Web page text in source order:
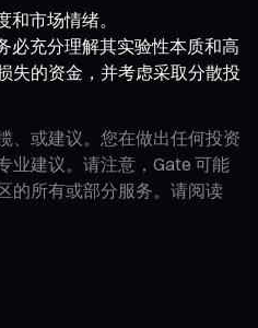
市场情绪。
必充分理解其实验性本质和高
失的资金，并考虑采取分散投
、或建议。您在做出任何投资
业建议。请注意，Gate 可能
的所有或部分服务。请阅读